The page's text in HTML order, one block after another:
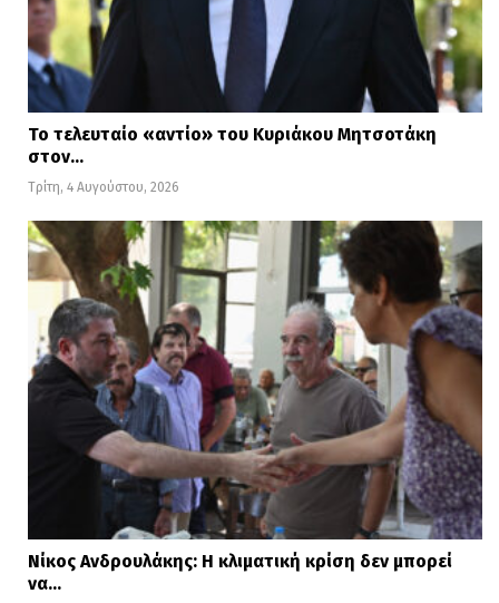
Το τελευταίο «αντίο» του Κυριάκου Μητσοτάκη
στον…
Τρίτη, 4 Αυγούστου, 2026
Νίκος Ανδρουλάκης: Η κλιματική κρίση δεν μπορεί
να…